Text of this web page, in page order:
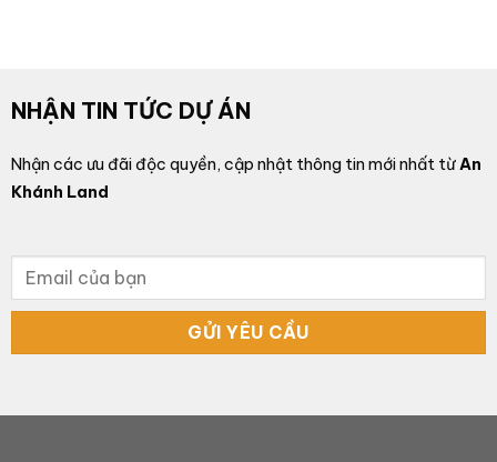
NHẬN TIN TỨC DỰ ÁN
Nhận các ưu đãi độc quyền, cập nhật thông tin mới nhất từAn
Khánh Land